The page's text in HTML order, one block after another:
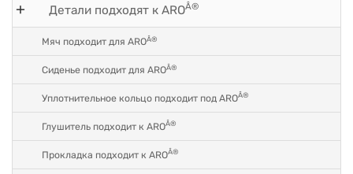
Детали подходят к AROÂ®
Мяч подходит для AROÂ®
Сиденье подходит для AROÂ®
Уплотнительное кольцо подходит под AROÂ®
Глушитель подходит к AROÂ®
Прокладка подходит к AROÂ®